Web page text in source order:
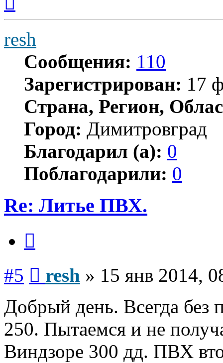
началу
resh
Сообщения: 110
Зарегистрирован: 17
Страна, Регион,
Город: Димитровград
Благодарил (а): 0
Поблагодарили: 0
Re: Литье ПВХ.
#5 resh » 15 янв 2014,
Добрый день. Всегда без
250. Пытаемся и не
Виндзоре 300 дд. ПВХ